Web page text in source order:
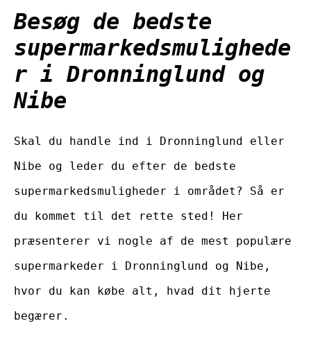
Besøg de bedste
supermarkedsmulighede
r i Dronninglund og
Nibe
Skal du handle ind i Dronninglund eller
Nibe og leder du efter de bedste
supermarkedsmuligheder i området? Så er
du kommet til det rette sted! Her
præsenterer vi nogle af de mest populære
supermarkeder i Dronninglund og Nibe,
hvor du kan købe alt, hvad dit hjerte
begærer.